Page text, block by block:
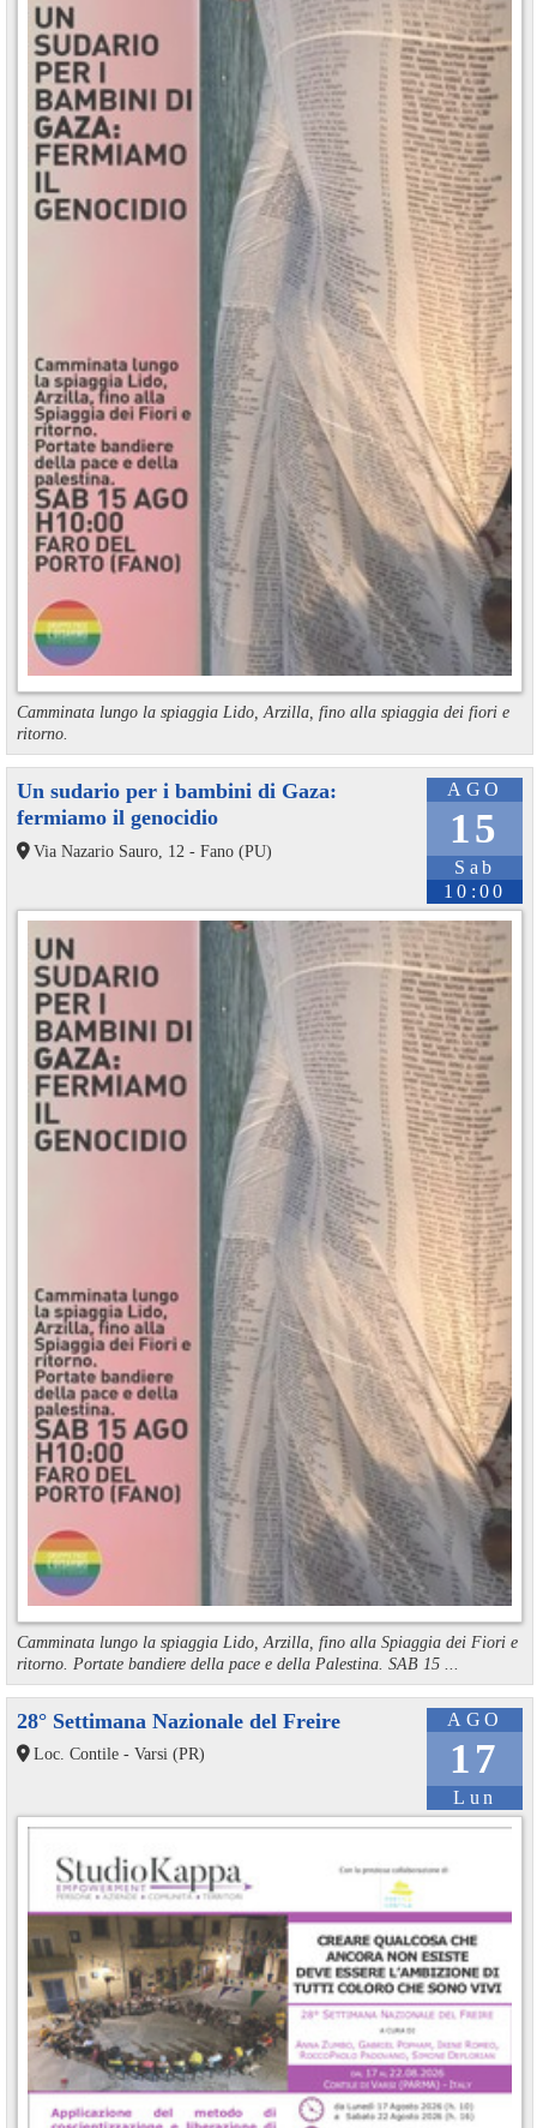
Camminata lungo la spiaggia Lido, Arzilla, fino alla spiaggia dei fiori e
ritorno.
AGO
15
Sab
10:00
Un sudario per i bambini di Gaza:
fermiamo il genocidio
Via Nazario Sauro, 12 - Fano (PU)
Camminata lungo la spiaggia Lido, Arzilla, fino alla Spiaggia dei Fiori e
ritorno. Portate bandiere della pace e della Palestina. SAB 15 ...
AGO
17
Lun
28° Settimana Nazionale del Freire
Loc. Contile - Varsi (PR)